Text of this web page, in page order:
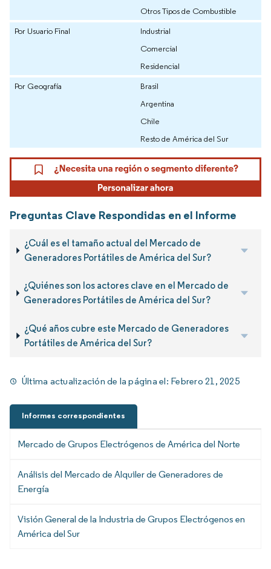
Otros Tipos de Combustible
Por Usuario Final
Industrial
Comercial
Residencial
Por Geografía
Brasil
Argentina
Chile
Resto de América del Sur
Preguntas Clave Respondidas en el Informe
¿Cuál es el tamaño actual del Mercado de
Generadores Portátiles de América del Sur?
¿Quiénes son los actores clave en el Mercado de
Generadores Portátiles de América del Sur?
¿Qué años cubre este Mercado de Generadores
Portátiles de América del Sur?
Última actualización de la página el: Febrero 21, 2025
Informes correspondientes
Mercado de Grupos Electrógenos de América del Norte
Análisis del Mercado de Alquiler de Generadores de
Energía
Visión General de la Industria de Grupos Electrógenos en
América del Sur